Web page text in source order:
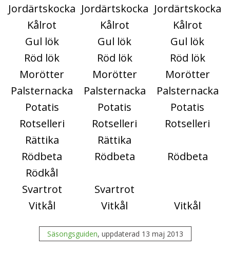
Jordärtskocka Jordärtskocka Jordärtskocka
Kålrot
Kålrot
Kålrot
Gul lök
Gul lök
Gul lök
Röd lök
Röd lök
Röd lök
Morötter
Morötter
Morötter
Palsternacka
Palsternacka
Palsternacka
Potatis
Potatis
Potatis
Rotselleri
Rotselleri
Rotselleri
Rättika
Rättika
Rödbeta
Rödbeta
Rödbeta
Rödkål
Svartrot
Svartrot
Vitkål
Vitkål Vitkål
Säsongsguiden, uppdaterad 13 maj 2013